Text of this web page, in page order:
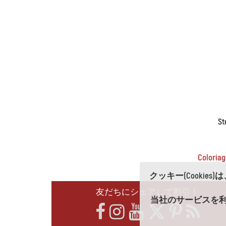
クッキー(Cookies)
当社のサービスを
友だちにシェアして割引！